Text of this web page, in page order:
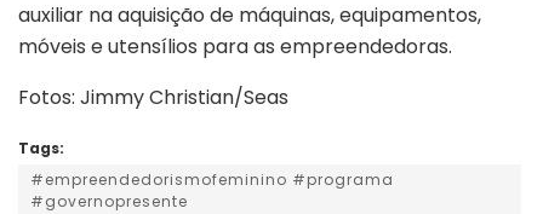
auxiliar na aquisição de máquinas, equipamentos,
móveis e utensílios para as empreendedoras.
Fotos: Jimmy Christian/Seas
Tags:
#empreendedorismofeminino #programa
#governopresente